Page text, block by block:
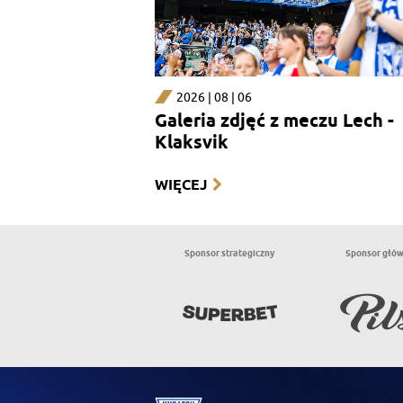
2026 | 08 | 06
Galeria zdjęć z meczu Lech -
Klaksvik
WIĘCEJ
Sponsor strategiczny Sponsor